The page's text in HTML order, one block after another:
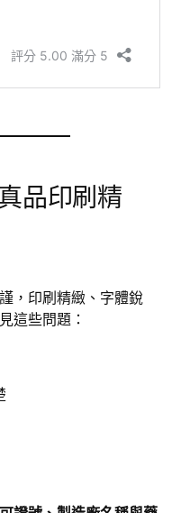
品印刷精
，印刷精緻、字體銳
這些問題：